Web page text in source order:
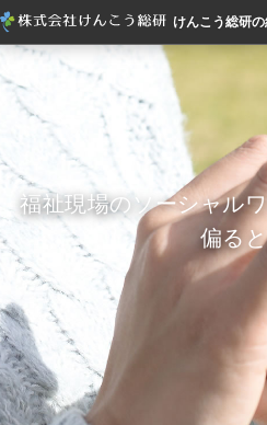
けんこう総研
福祉現場のソーシャル
偏る